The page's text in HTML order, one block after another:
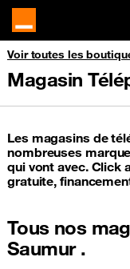
Voir toutes les
Magasin
Les magasins de
nombreuses
qui vont avec. Click
gratuite,
Tous nos
Saumur .